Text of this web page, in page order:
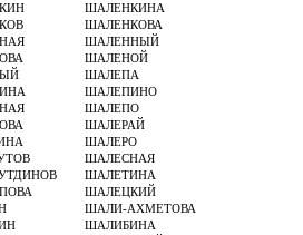
ШАЛЕНКИНА
ШАЛЕНКОВА
ШАЛЕННЫЙ
ШАЛЕНОЙ
ШАЛЕПА
ШАЛЕПИНО
ШАЛЕПО
ШАЛЕРАЙ
ШАЛЕРО
ШАЛЕСНАЯ
ШАЛЕТИНА
ШАЛЕЦКИЙ
ШАЛИ-АХМЕТОВА
ШАЛИБИНА